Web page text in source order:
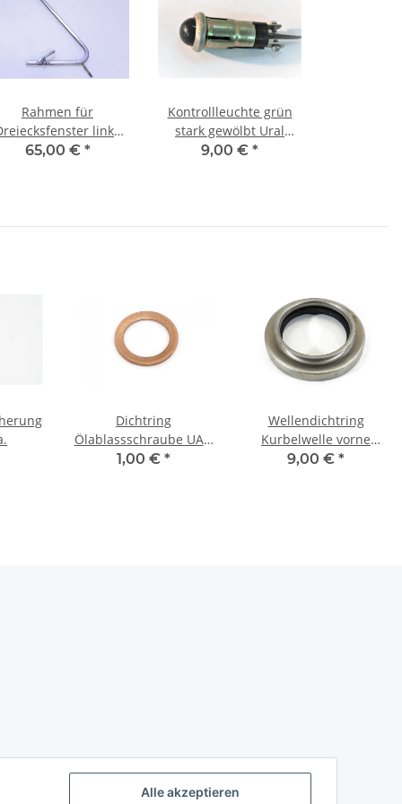
Alle akzeptieren
Rahmen für
links
Wolga M21.
65,00 € *
Kontrollleuchte grün
stark gewölbt Ural
Dnepr K750 M72 UAZ
9,00 € *
Dichtring
Ölablassschraube UAZ,
Wolga M21, GAZ69,
1,00 € *
Wellendichtring
Kurbelwelle vorne
Wolga M21-24, UAZ469.
9,00 € *